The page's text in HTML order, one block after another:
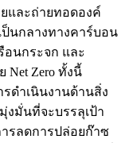
และถ่ายทอดองค์
ป็นกลางทางคาร์บอน
อนกระจก และ
Net Zero ทั้งนี้
ดำเนินงานด้านสิ่ง
งมั่นที่จะบรรลุเป้า
รลดการปล่อยก๊าซ